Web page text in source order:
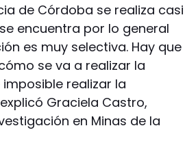
de Córdoba se realiza casi
encuentra por lo general
es muy selectiva. Hay que
se va a realizar la
realizar la
Graciela Castro,
en Minas de la